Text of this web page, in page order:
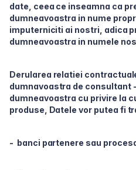
date, ceea ce inseamna ca
dumneavoastra in nume
imputerniciti ai nostri, adica
dumneavoastra in numele
Derularea relatiei
dumnavoastra de consultant
dumneavoastra cu privire la
produse, Datele vor putea fi
- banci partenere sau